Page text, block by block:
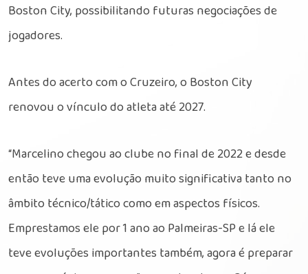
Boston City, possibilitando futuras negociações de
jogadores.
Antes do acerto com o Cruzeiro, o Boston City
renovou o vínculo do atleta até 2027.
“Marcelino chegou ao clube no final de 2022 e desde
então teve uma evolução muito significativa tanto no
âmbito técnico/tático como em aspectos físicos.
Emprestamos ele por 1 ano ao Palmeiras-SP e lá ele
teve evoluções importantes também, agora é preparar